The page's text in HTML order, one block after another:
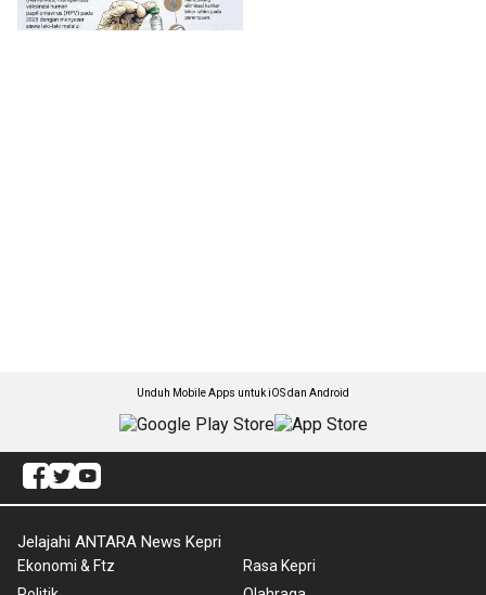
Unduh Mobile Apps untuk iOS dan Android
Jelajahi ANTARA News Kepri
Ekonomi & Ftz
Rasa Kepri